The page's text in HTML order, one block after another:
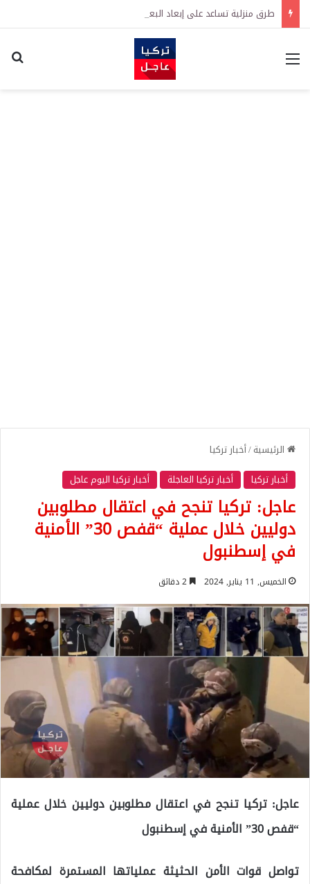
طرق منزلية تساعد على إبعاد البعوض عن المنزل في الصيف
القائمة
الرئيسية/أخبار تركيا
أخبار تركيا
أخبار تركيا العاجلة أخبار تركيا اليوم عاجل
عاجل: تركيا تنجح في اعتقال مطلوبين
دوليين خلال عملية “قفص 30” الأمنية
في إسطنبول
الخميس, 11 يناير, 2024
عاجل: تركيا تنجح في اعتقال مطلوبين دوليين خلال عملية
“قفص 30” الأمنية في إسطنبول
تواصل قوات الأمن الحثيثة عملياتها المستمرة لمكافحة